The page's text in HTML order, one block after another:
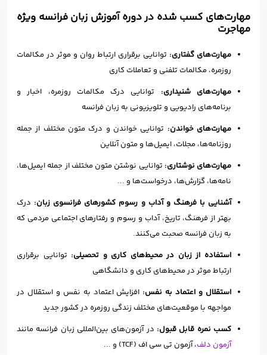
مهارت‌های کسب شده در دوره آموزش زبان فرانسه ویژه
مهاجرت
مهارت‌های گفتاری: توانایی برقراری ارتباط روان و موثر در مکالمات
روزمره، مکالمات تلفنی و تعاملات کاری
مهارت‌های شنیداری: توانایی درک مکالمات روزمره، اخبار و
برنامه‌های رادیویی و تلویزیونی به زبان فرانسه
مهارت‌های خواندن: توانایی خواندن و درک متون مختلف از جمله
روزنامه‌ها، مجلات، ایمیل‌ها و متون آنلاین
مهارت‌های نوشتاری: توانایی نوشتن متون مختلف از جمله ایمیل‌ها،
نامه‌ها، گزارش‌ها، درخواست‌ها و ...
آشنایی با فرهنگ و آداب و رسوم کشورهای فرانسوی زبان: درک
بهتر از فرهنگ، تاریخ، آداب و رسوم و رفتارهای اجتماعی مردمی که
به زبان فرانسه صحبت می‌کنند.
استفاده از زبان در محیط‌های کاری و تحصیلی: توانایی برقراری
ارتباط موثر در محیط‌های کاری و دانشگاهی
استقلال و اعتماد به نفس: افزایش اعتماد به نفس و استقلال در
مواجهه با موقعیت‌های مختلف زندگی روزمره در کشور جدید
کسب نمره قابل قبول: در آزمون‌های بین‌المللی زبان فرانسه مانند
آزمون دلف، آزمون تی سی اف (TCF) و ...